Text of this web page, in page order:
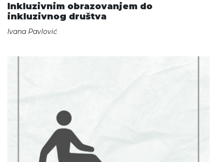
Inkluzivnim obrazovanjem do
inkluzivnog društva
Ivana Pavlović